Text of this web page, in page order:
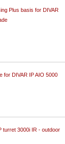
Plus basis for DIVAR
for DIVAR IP AIO 5000
turret 3000i IR - outdoor